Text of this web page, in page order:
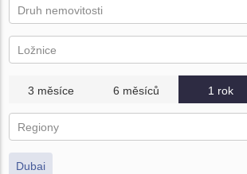
Druh nemovitosti
Ložnice
3 měsíce 6 měsíců 1 rok
Regiony
Dubai